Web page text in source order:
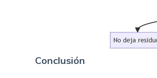
Conclusión